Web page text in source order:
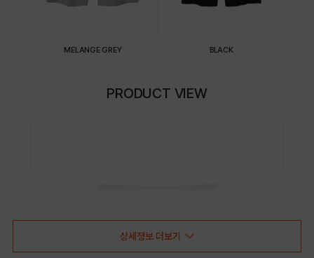
MELANGE GREY BLACK
PRODUCT VIEW
상세정보 더보기